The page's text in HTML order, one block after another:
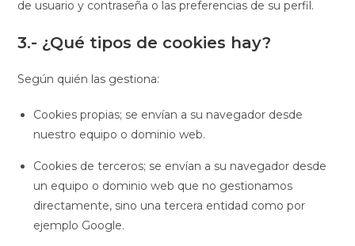
de usuario y contraseña o las preferencias de su perfil.
3.- ¿Qué tipos de cookies hay?
Según quién las gestiona:
Cookies propias; se envían a su navegador desde
nuestro equipo o dominio web.
Cookies de terceros; se envían a su navegador desde
un equipo o dominio web que no gestionamos
directamente, sino una tercera entidad como por
ejemplo Google.